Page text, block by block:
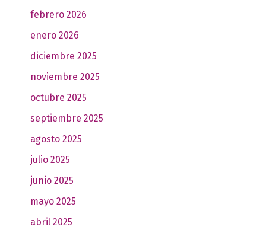
febrero 2026
enero 2026
diciembre 2025
noviembre 2025
octubre 2025
septiembre 2025
agosto 2025
julio 2025
junio 2025
mayo 2025
abril 2025